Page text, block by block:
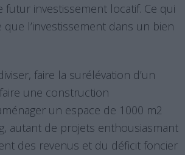
investissement locatif. Ce qui
l’investissement dans un bien
faire la surélévation d’un
une construction
un espace de 1000 m2
autant de projets enthousiasmant
des revenus et du déficit foncier